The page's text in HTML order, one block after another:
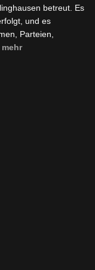
betreut. Es
und es
Parteien,
mehr